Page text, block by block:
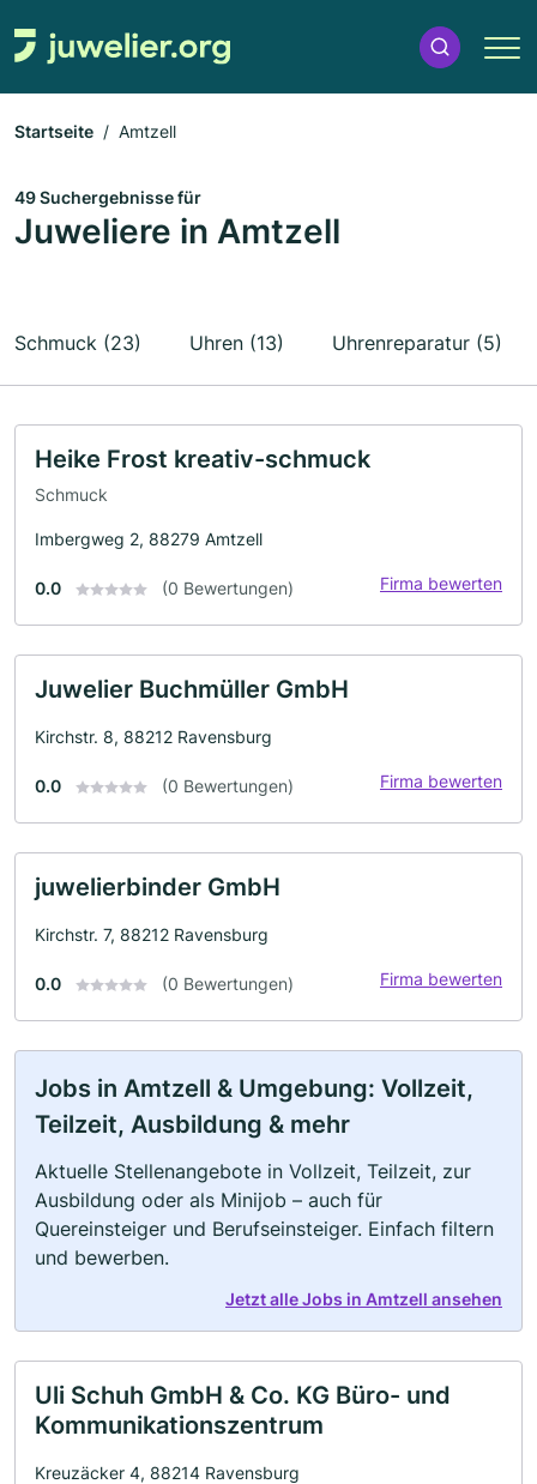
Startseite Amtzell
49 Suchergebnisse für
Juweliere in Amtzell
Schmuck (23) Uhren (13) Uhrenreparatur (5)
Heike Frost kreativ-schmuck
Schmuck
Imbergweg 2, 88279 Amtzell
0.0 (0 Bewertungen) Firma bewerten
Juwelier Buchmüller GmbH
Kirchstr. 8, 88212 Ravensburg
0.0 (0 Bewertungen) Firma bewerten
juwelierbinder GmbH
Kirchstr. 7, 88212 Ravensburg
0.0 (0 Bewertungen) Firma bewerten
Jobs in Amtzell & Umgebung: Vollzeit,
Teilzeit, Ausbildung & mehr
Aktuelle Stellenangebote in Vollzeit, Teilzeit, zur
Ausbildung oder als Minijob – auch für
Quereinsteiger und Berufseinsteiger. Einfach filtern
und bewerben.
Jetzt alle Jobs in Amtzell ansehen
Uli Schuh GmbH & Co. KG Büro- und
Kommunikationszentrum
Kreuzäcker 4, 88214 Ravensburg